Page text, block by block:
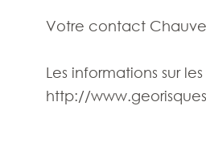
Votre contact
Les informations sur
http://